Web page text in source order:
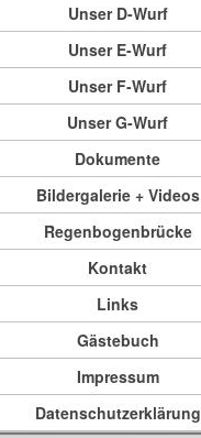
Unser D-Wurf
Unser E-Wurf
Unser F-Wurf
Unser G-Wurf
Dokumente
Bildergalerie + Videos
Regenbogenbrücke
Kontakt
Links
Gästebuch
Impressum
Datenschutzerklärung